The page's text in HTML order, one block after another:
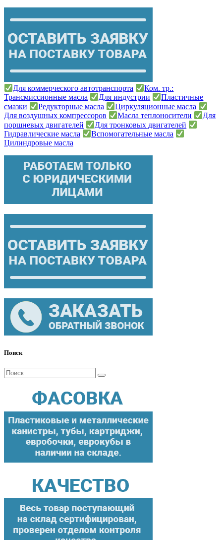
Для коммерческого автотранспорта
Ком. тр.:
Трансмиссионные масла
Для индустрии
Пластичные
смазки
Редукторные масла
Циркуляционные масла
Для воздушных компрессоров
Масла теплоносители
Для
поршневых двигателей
Для тронковых двигателей
Гидравлические масла
Вспомогательные масла
Цилиндровые масла
Поиск
Поиск
для: